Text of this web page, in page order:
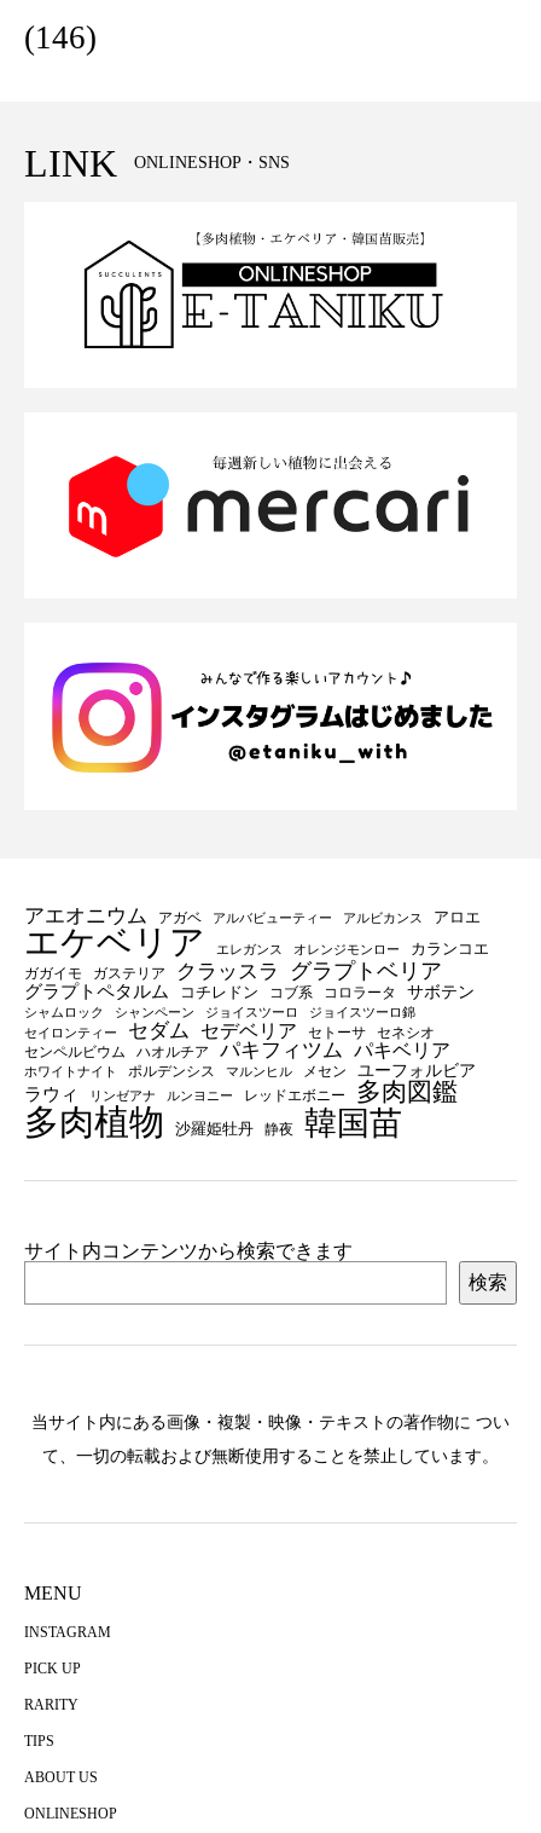
(146)
LINK ONLINESHOP・SNS
アエオニウム アガベ アルバビューティー アルビカンス アロエ
エケベリア エレガンス オレンジモンロー カランコエ
ガガイモ ガステリア クラッスラ グラプトベリア
グラプトペタルム コチレドン コブ系 コロラータ サボテン
シャムロック シャンペーン ジョイスツーロ
ジョイスツーロ錦
セイロンティー
セダム セデベリア セトーサ
セネシオ
センペルビウム
ハオルチア パキフィツム パキベリア
ホワイトナイト ポルデンシス マルンヒル メセン
ユーフォルビア
ラウィ
リンゼアナ ルンヨニー レッドエボニー 多肉図鑑
多肉植物 沙羅姫牡丹 静夜 韓国苗
サイト内コンテンツから検索できます
検索
当サイト内にある画像・複製・映像・テキストの著作物に つい
て、一切の転載および無断使用することを禁止しています。
MENU
INSTAGRAM
PICK UP
RARITY
TIPS
ABOUT US
ONLINESHOP